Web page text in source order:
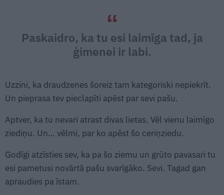
Paskaidro, ka tu esi laimīga tad, ja
ģimenei ir labi.
Uzzini, ka draudzenes šoreiz tam kategoriski nepiekrīt.
Un pieprasa tev pieclapīti apēst par sevi pašu.
Aptver, ka tu nevari atrast divas lietas. Vēl vienu laimīgo
ziediņu. Un… vēlmi, par ko apēst šo ceriņziedu.
Godīgi atzīsties sev, ka pa šo ziemu un grūto pavasari tu
esi pametusi novārtā pašu svarīgāko. Sevi. Tagad gan
apraudies pa īstam.